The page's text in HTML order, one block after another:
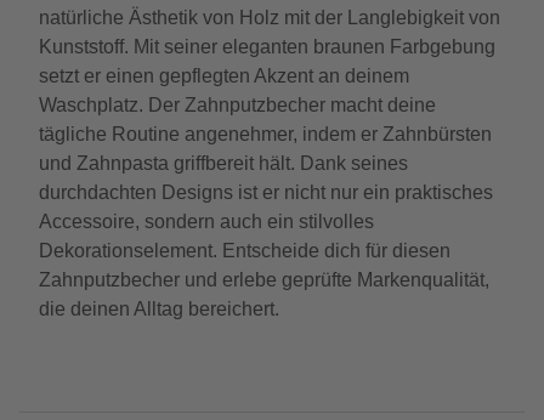
natürliche Ästhetik von Holz mit der Langlebigkeit von
Kunststoff. Mit seiner eleganten braunen Farbgebung
setzt er einen gepflegten Akzent an deinem
Waschplatz. Der Zahnputzbecher macht deine
tägliche Routine angenehmer, indem er Zahnbürsten
und Zahnpasta griffbereit hält. Dank seines
durchdachten Designs ist er nicht nur ein praktisches
Accessoire, sondern auch ein stilvolles
Dekorationselement. Entscheide dich für diesen
Zahnputzbecher und erlebe geprüfte Markenqualität,
die deinen Alltag bereichert.